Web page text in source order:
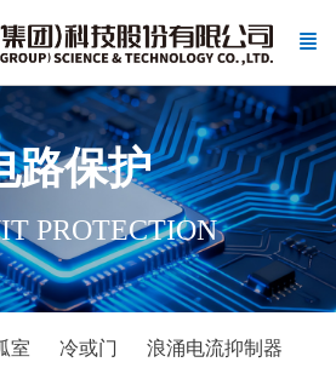
路保护
PROTECTION
室 冷或门 浪涌电流抑制器